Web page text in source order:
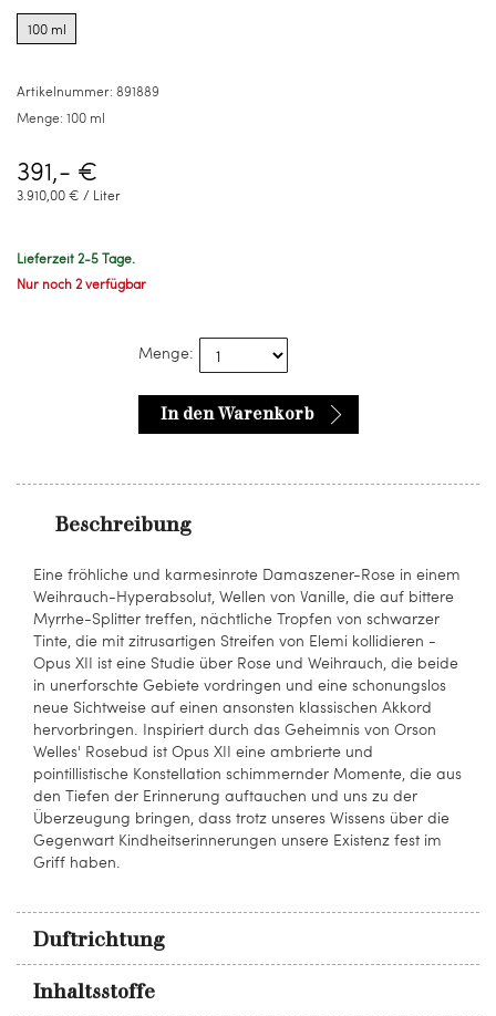
options
for
100 ml
Artikelnummer: 891889
Menge: 100 ml
391,- €
3.910,00 € / Liter
Lieferzeit 2-5 Tage.
Nur noch 2 verfügbar
Menge:
In den Warenkorb
Beschreibung
Eine fröhliche und karmesinrote Damaszener-Rose in einem
Weihrauch-Hyperabsolut, Wellen von Vanille, die auf bittere
Myrrhe-Splitter treffen, nächtliche Tropfen von schwarzer
Tinte, die mit zitrusartigen Streifen von Elemi kollidieren -
Opus XII ist eine Studie über Rose und Weihrauch, die beide
in unerforschte Gebiete vordringen und eine schonungslos
neue Sichtweise auf einen ansonsten klassischen Akkord
hervorbringen. Inspiriert durch das Geheimnis von Orson
Welles' Rosebud ist Opus XII eine ambrierte und
pointillistische Konstellation schimmernder Momente, die aus
den Tiefen der Erinnerung auftauchen und uns zu der
Überzeugung bringen, dass trotz unseres Wissens über die
Gegenwart Kindheitserinnerungen unsere Existenz fest im
Griff haben.
Duftrichtung
Inhaltsstoffe